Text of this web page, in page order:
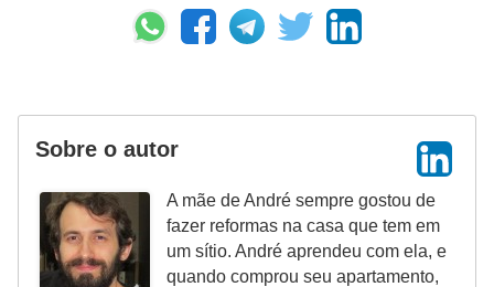
Sobre o autor
A mãe de André sempre gostou de
fazer reformas na casa que tem em
um sítio. André aprendeu com ela, e
quando comprou seu apartamento,